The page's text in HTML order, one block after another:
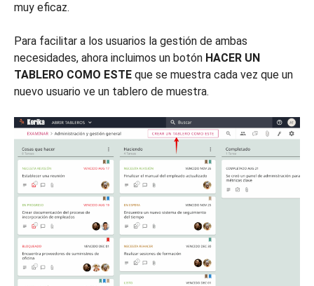
muy eficaz.
Para facilitar a los usuarios la gestión de ambas
necesidades, ahora incluimos un botón HACER UN
TABLERO COMO ESTE que se muestra cada vez que un
nuevo usuario ve un tablero de muestra.